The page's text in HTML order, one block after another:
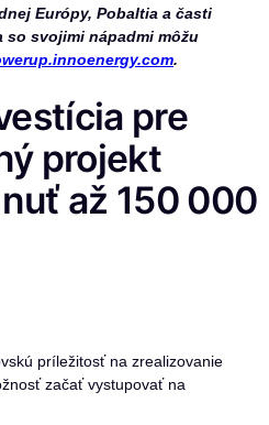
Európy, Pobaltia a časti
so svojimi nápadmi môžu
.
pre
projekt
až 150 000
príležitosť na zrealizovanie
začať vystupovať na